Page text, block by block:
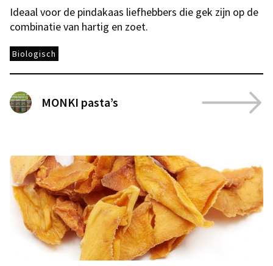
Ideaal voor de pindakaas liefhebbers die gek zijn op de
combinatie van hartig en zoet.
Biologisch
MONKI pasta’s